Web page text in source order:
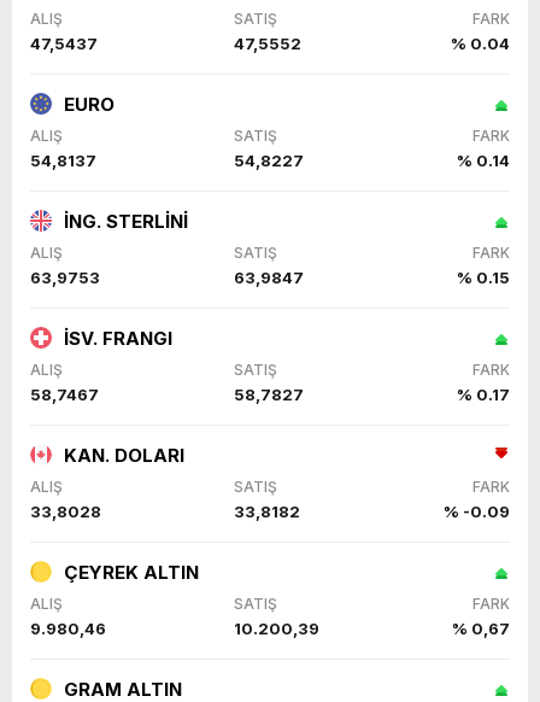
ALIŞ SATIŞ FARK
47,5437 47,5552 % 0.04
EURO
ALIŞ SATIŞ FARK
54,8137 54,8227 % 0.14
İNG. STERLİNİ
ALIŞ SATIŞ FARK
63,9753 63,9847 % 0.15
İSV. FRANGI
ALIŞ SATIŞ FARK
58,7467 58,7827 % 0.17
KAN. DOLARI
ALIŞ SATIŞ FARK
33,8028 33,8182 % -0.09
ÇEYREK ALTIN
ALIŞ SATIŞ FARK
9.980,46 10.200,39 % 0,67
GRAM ALTIN